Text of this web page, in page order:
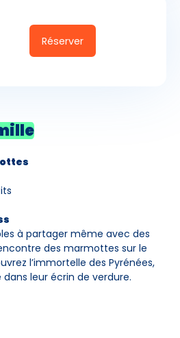
Réserver
à partager même avec des
des marmottes sur le
l’immortelle des Pyrénées,
dans leur écrin de verdure.